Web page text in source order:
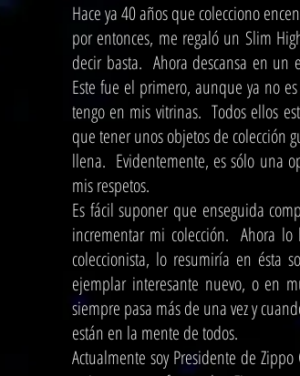
Hace ya 40 años que colecciono
por entonces, me regaló un Slim
decir basta. Ahora descansa en un
Este fue el primero, aunque ya no
tengo en mis vitrinas. Todos ellos
que tener unos objetos de colección
llena. Evidentemente, es sólo una
mis respetos.
Es fácil suponer que enseguida
incrementar mi colección. Ahora
coleccionista, lo resumiría en ésta
ejemplar interesante nuevo, o en
siempre pasa más de una vez y
están en la mente de todos.
Actualmente soy Presidente de